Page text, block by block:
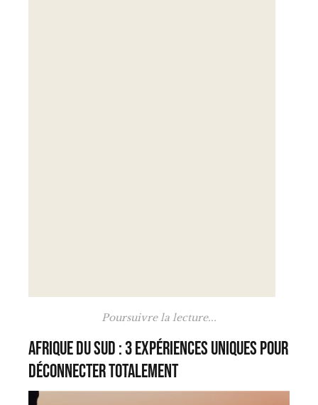
Poursuivre la lecture...
Afrique du Sud : 3 expériences uniques pour
déconnecter totalement